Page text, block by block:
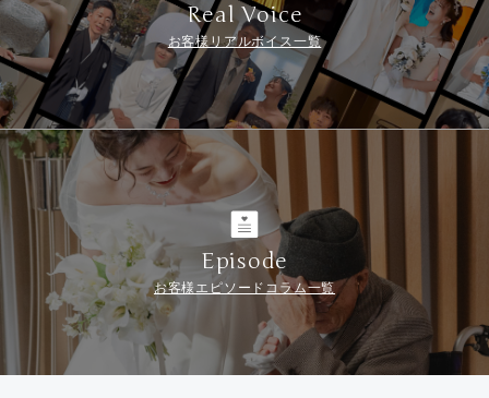
Real Voice
お客様リアルボイス一覧
Episode
お客様エピソードコラム一覧